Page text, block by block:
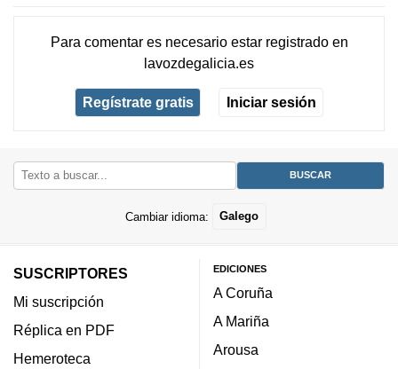
Para comentar es necesario estar registradoen
lavozdegalicia.es
Regístrate gratis Iniciar sesión
Cambiar idioma: Galego
SUSCRIPTORES
Mi suscripción
Réplica en PDF
Hemeroteca
EDICIONES
A Coruña
A Mariña
Arousa